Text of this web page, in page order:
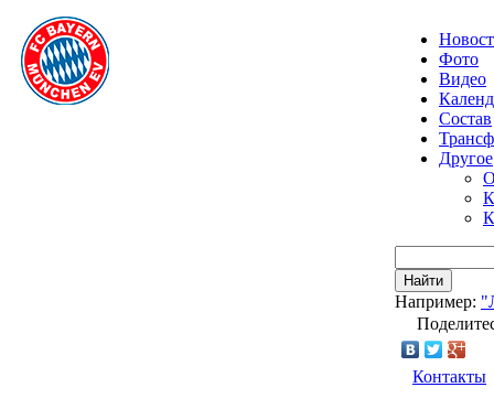
Фото
Видео
Состав
Другое
Найти
Например:
Контакты